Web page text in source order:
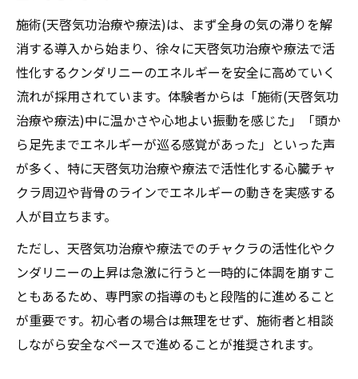
施術(天啓気功治療や療法)は、まず全身の気の滞りを解
消する導入から始まり、徐々に天啓気功治療や療法で活
性化するクンダリニーのエネルギーを安全に高めていく
流れが採用されています。体験者からは「施術(天啓気功
治療や療法)中に温かさや心地よい振動を感じた」「頭か
ら足先までエネルギーが巡る感覚があった」といった声
が多く、特に天啓気功治療や療法で活性化する心臓チャ
クラ周辺や背骨のラインでエネルギーの動きを実感する
人が目立ちます。
ただし、天啓気功治療や療法でのチャクラの活性化やク
ンダリニーの上昇は急激に行うと一時的に体調を崩すこ
ともあるため、専門家の指導のもと段階的に進めること
が重要です。初心者の場合は無理をせず、施術者と相談
しながら安全なペースで進めることが推奨されます。